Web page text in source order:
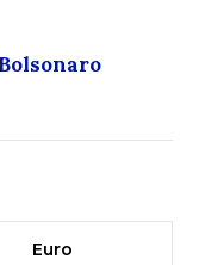
Euro